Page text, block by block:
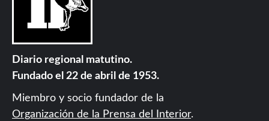
Diario regional matutino.
Fundado el 22 de abril de 1953.
Miembro y socio fundador de la
Organización de la Prensa del Interior.